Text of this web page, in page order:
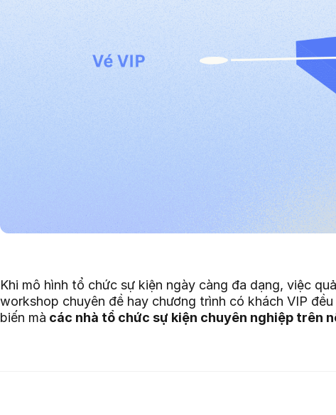
Khi mô hình tổ chức sự kiện ngày càng đa dạng, việc
workshop chuyên đề hay chương trình có khách VIP
biến mà các nhà tổ chức sự kiện chuyên nghiệp trên